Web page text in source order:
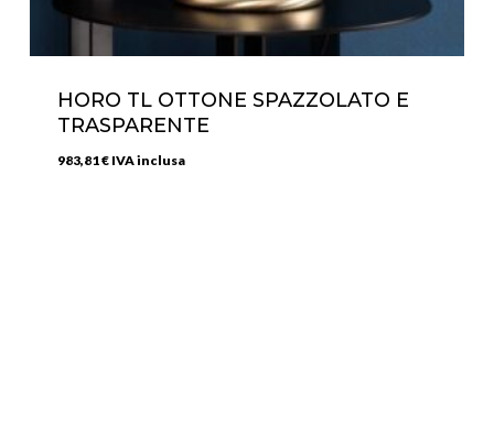
HORO TL OTTONE SPAZZOLATO E
TRASPARENTE
983,81€ IVA inclusa